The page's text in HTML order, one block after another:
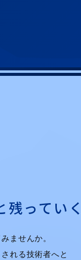
っていく
ませんか。
れる技術者へと